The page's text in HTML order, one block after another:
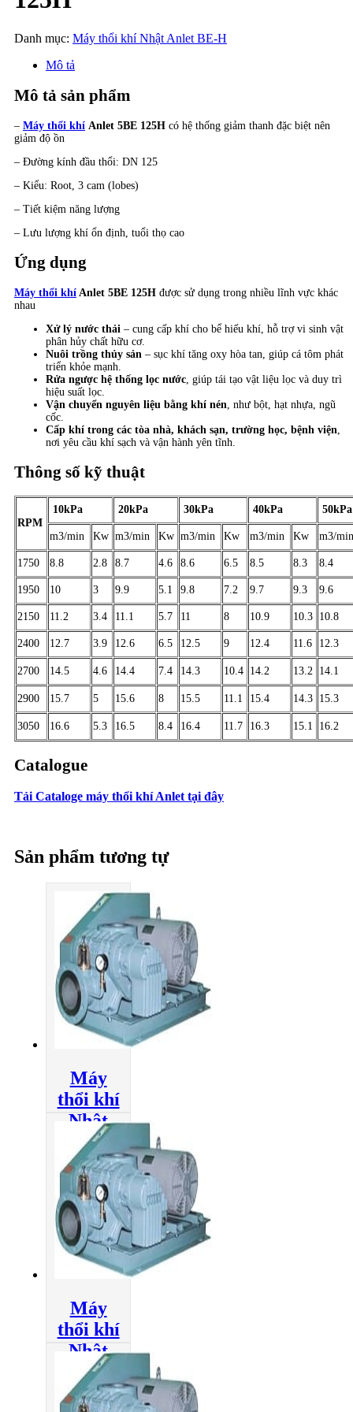
Danh mục: Máy thổi khí Nhật Anlet BE-H
Mô tả
Mô tả sản phẩm
– Máy thổi khí Anlet 5BE 125H có hệ thống giảm thanh đặc biệt nên
giảm độ ồn
– Đường kính đầu thổi: DN 125
– Kiểu: Root, 3 cam (lobes)
– Tiết kiệm năng lượng
– Lưu lượng khí ổn định, tuổi thọ cao
Ứng dụng
Máy thổi khí Anlet 5BE 125H được sử dụng trong nhiều lĩnh vực khác
nhau
Xử lý nước thải – cung cấp khí cho bể hiếu khí, hỗ trợ vi sinh vật
phân hủy chất hữu cơ.
Nuôi trồng thủy sản – sục khí tăng oxy hòa tan, giúp cá tôm phát
triển khỏe mạnh.
Rửa ngược hệ thống lọc nước , giúp tái tạo vật liệu lọc và duy trì
hiệu suất lọc.
Vận chuyển nguyên liệu bằng khí nén , như bột, hạt nhựa, ngũ
cốc.
Cấp khí trong các tòa nhà, khách sạn, trường học, bệnh viện
nơi yêu cầu khí sạch và vận hành yên tĩnh.
Thông số kỹ thuật
RPM
10kPa 20kPa 30kPa 40kPa
m3/min Kw m3/min Kw m3/min Kw m3/min Kw m3/min
1750 8.8 2.8 8.7 4.6 8.6 6.5 8.5 8.3 8.4
1950 10 3 9.9 5.1 9.8 7.2 9.7 9.3 9.6
2150 11.2 3.4 11.1 5.7 11 8 10.9 10.3 10.8
2400 12.7 3.9 12.6 6.5 12.5 9 12.4 11.6 12.3
2700 14.5 4.6 14.4 7.4 14.3 10.4 14.2 13.2 14.1
2900 15.7 5 15.6 8 15.5 11.1 15.4 14.3 15.3
3050 16.6 5.3 16.5 8.4 16.4 11.7 16.3 15.1 16.2
Catalogue
Tải Cataloge máy thổi khí Anlet tại đây
Sản phẩm tương tự
Máy
thổi khí
Nhật
Anlet
5BE
350H
Đọc tiếp
Máy
thổi khí
Nhật
Anlet
5BE